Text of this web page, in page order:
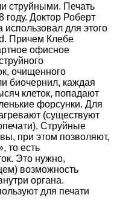
струйными. Печать
Доктор Роберт
использовал для этого
Причем Клебе
офисное
очищенного
биочернил, каждая
клеток, попадают
форсунки. Для
(существуют
Струйные
при этом позволяют,
то есть
Это нужно,
возможность
органа.
для печати